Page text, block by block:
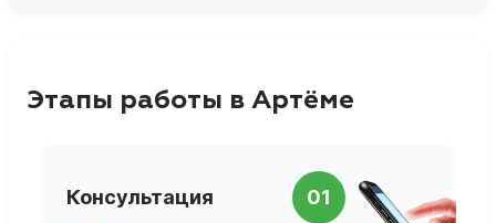
Этапы работы в Артёме
Консультация 01